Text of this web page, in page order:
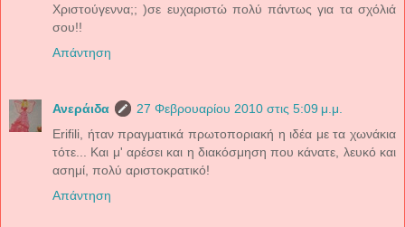
Χριστούγεννα;; )σε ευχαριστώ πολύ πάντως για τα σχόλιά
σου!!
Απάντηση
Ανεράιδα
27 Φεβρουαρίου 2010 στις 5:09 μ.μ.
Erifili, ήταν πραγματικά πρωτοποριακή η ιδέα με τα χωνάκια
τότε... Και μ' αρέσει και η διακόσμηση που κάνατε, λευκό και
ασημί, πολύ αριστοκρατικό!
Απάντηση